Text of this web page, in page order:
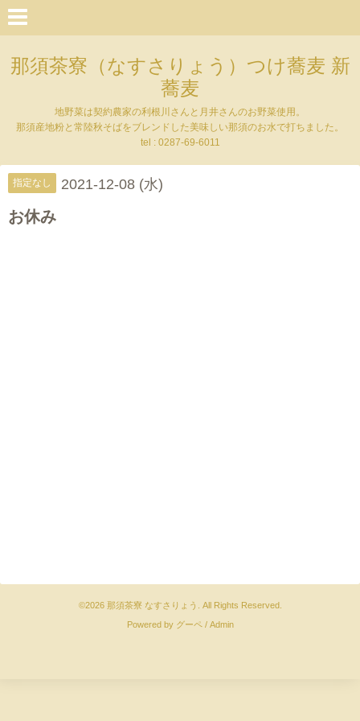
那須茶寮（なすさりょう）つけ蕎麦 新
蕎麦
地野菜は契約農家の利根川さんと月井さんのお野菜使用。
那須産地粉と常陸秋そばをブレンドした美味しい那須のお水で打ちました。
tel : 0287-69-6011
指定なし 2021-12-08 (水)
お休み
©2026 那須茶寮 なすさりょう
. All Rights Reserved.
Powered by グーペ/ Admin